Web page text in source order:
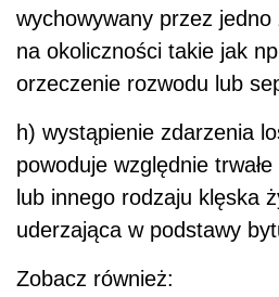
wychowywany przez
na okoliczności takie jak
orzeczenie rozwodu lub
h) wystąpienie zdarzenia
powoduje względnie
lub innego rodzaju klęska
uderzająca w podstawy
Zobacz również: